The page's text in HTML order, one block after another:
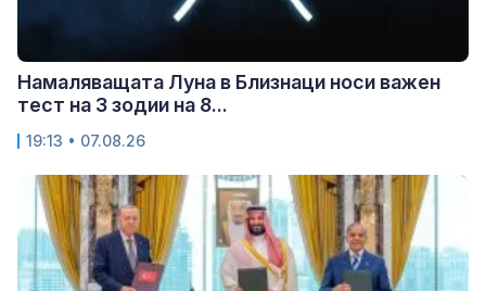
Намаляващата Луна в Близнаци носи важен
тест на 3 зодии на 8...
19:13 • 07.08.26